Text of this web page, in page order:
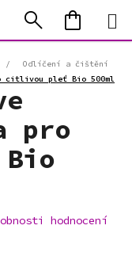
Hledat
KOŠÍK
/
Odlíčení a čištění
citlivou pleť Bio 500ml
pro
hodnocení